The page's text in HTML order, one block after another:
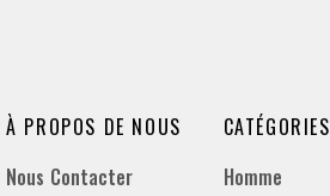
À PROPOS DE NOUS
Nous Contacter
CATÉGORIES
Homme